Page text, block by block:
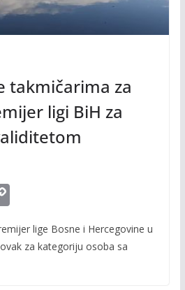
takmičarima za
ligi BiH za
C
p lige Bosne i Hercegovine u
za kategoriju osoba sa